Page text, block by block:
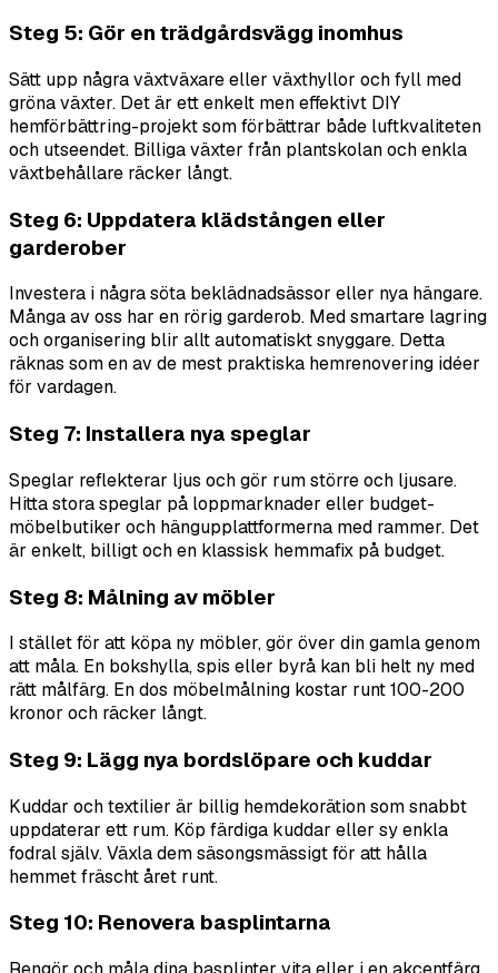
Steg 5: Gör en trädgårdsvägg inomhus
Sätt upp några växtväxare eller växthyllor och fyll med
gröna växter. Det är ett enkelt men effektivt DIY
hemförbättring-projekt som förbättrar både luftkvaliteten
och utseendet. Billiga växter från plantskolan och enkla
växtbehållare räcker långt.
Steg 6: Uppdatera klädstången eller
garderober
Investera i några söta beklädnadsässor eller nya hängare.
Många av oss har en rörig garderob. Med smartare lagring
och organisering blir allt automatiskt snyggare. Detta
räknas som en av de mest praktiska hemrenovering idéer
för vardagen.
Steg 7: Installera nya speglar
Speglar reflekterar ljus och gör rum större och ljusare.
Hitta stora speglar på loppmarknader eller budget-
möbelbutiker och hängupplattformerna med rammer. Det
är enkelt, billigt och en klassisk hemmafix på budget.
Steg 8: Målning av möbler
I stället för att köpa ny möbler, gör över din gamla genom
att måla. En bokshylla, spis eller byrå kan bli helt ny med
rätt målfärg. En dos möbelmålning kostar runt 100-200
kronor och räcker långt.
Steg 9: Lägg nya bordslöpare och kuddar
Kuddar och textilier är billig hemdekorätion som snabbt
uppdaterar ett rum. Köp färdiga kuddar eller sy enkla
fodral själv. Växla dem säsongsmässigt för att hålla
hemmet fräscht året runt.
Steg 10: Renovera basplintarna